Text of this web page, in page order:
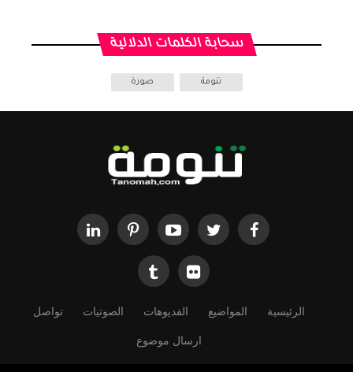
سحابة الكلمات الدلالية
تنومة صورة
الرئيسية المواضيع الفديوهات الصوتيات تواصل
ارسال موضوع